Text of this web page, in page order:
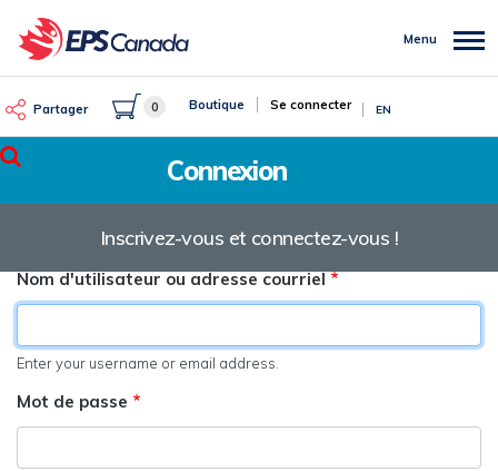
au
contenu
Partager 0 Boutique Se connecter EN
Rechercher
Menu
Connexion
Inscrivez-vous et connectez-vous !
Nom d'utilisateur ou adresse courriel
Enter your username or email address.
Mot de passe